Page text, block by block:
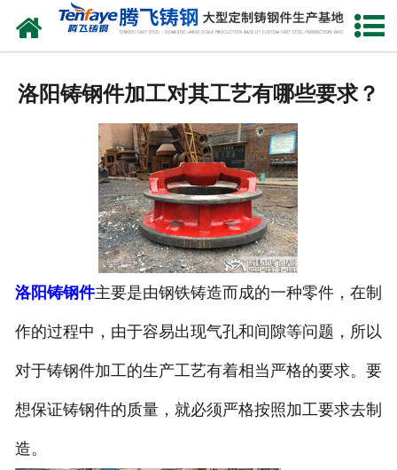
网站首页
新闻中心
客户案例
生产能力
联系我们
洛阳铸钢件加工对其工艺有哪些要求？
洛阳铸钢件主要是由钢铁铸造而成的一种零件，在制
作的过程中，由于容易出现气孔和间隙等问题，所以
对于铸钢件加工的生产工艺有着相当严格的要求。要
想保证铸钢件的质量，就必须严格按照加工要求去制
造。